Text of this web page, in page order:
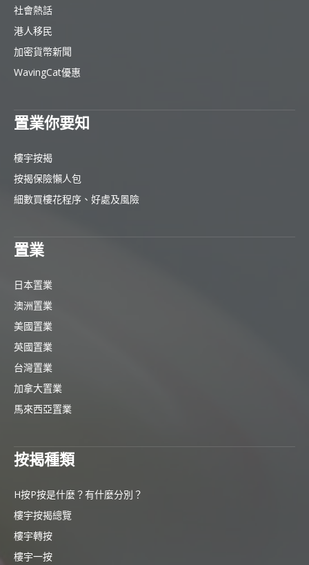
社會熱話
港人移民
加密貨幣新聞
WavingCat優惠
置業你要知
樓宇按揭
按揭保險懶人包
細數買樓花程序、好處及風險
置業
日本置業
澳洲置業
美國置業
英國置業
台灣置業
加拿大置業
馬來西亞置業
按揭種類
H按P按是什麼？有什麼分別？
樓宇按揭總覽
樓宇轉按
樓宇一按